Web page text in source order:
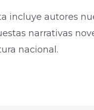
incluye autores
narrativas
nacional.